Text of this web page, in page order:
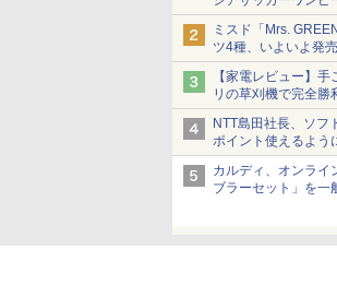
ショーツは1990円に
ミスド「Mrs.
ツ4種、いよいよ発売
【家電レビュー】
リの草刈機で完全
NTT島田社長、ソフ
ポイント使えるよう
カルディ、オンライ
ブラーセット」を一